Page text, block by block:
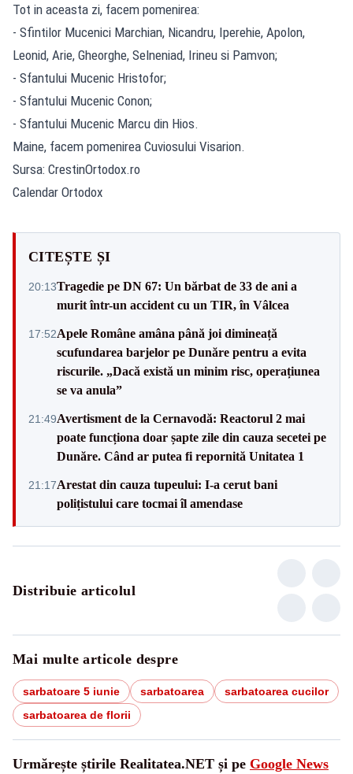
Tot in aceasta zi, facem pomenirea:
- Sfintilor Mucenici Marchian, Nicandru, Iperehie, Apolon,
Leonid, Arie, Gheorghe, Selneniad, Irineu si Pamvon;
- Sfantului Mucenic Hristofor;
- Sfantului Mucenic Conon;
- Sfantului Mucenic Marcu din Hios.
Maine, facem pomenirea Cuviosului Visarion.
Sursa: CrestinOrtodox.ro
Calendar Ortodox
CITEȘTE ȘI
20:13Tragedie pe DN 67: Un bărbat de 33 de ani a
murit într-un accident cu un TIR, în Vâlcea
17:52Apele Române amâna până joi dimineață
scufundarea barjelor pe Dunăre pentru a evita
riscurile. „Dacă există un minim risc, operațiunea
se va anula”
21:49Avertisment de la Cernavodă: Reactorul 2 mai
poate funcționa doar șapte zile din cauza secetei pe
Dunăre. Când ar putea fi repornită Unitatea 1
21:17Arestat din cauza tupeului: I-a cerut bani
polițistului care tocmai îl amendase
Distribuie articolul
Mai multe articole despre
sarbatoare 5 iunie sarbatoarea
sarbatoarea cucilor
sarbatoarea de florii
Urmărește știrile Realitatea.NET și pe Google News